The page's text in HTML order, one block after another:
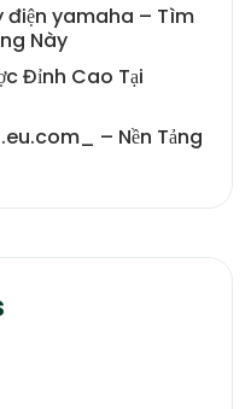
điện yamaha – Tìm
Này
Đỉnh Cao Tại
– Nền Tảng